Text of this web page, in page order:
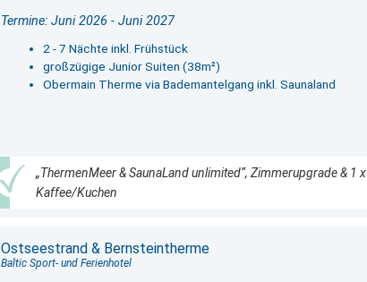
Termine: Juni 2026 - Juni 2027
2 - 7 Nächte inkl. Frühstück
großzügige Junior Suiten (38m²)
Obermain Therme via Bademantelgang inkl. Saunaland
„ThermenMeer & SaunaLand unlimited“, Zimmerupgrade & 1 x
Kaffee/Kuchen
Ostseestrand & Bernsteintherme
Baltic Sport- und Ferienhotel